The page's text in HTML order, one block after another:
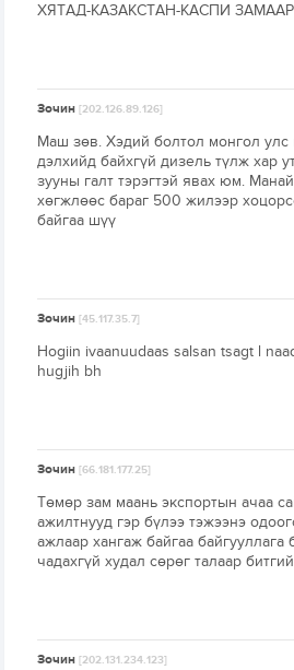
ХЯТАД-КАЗАКСТАН-КАСПИ
Зочин[202.126.89.126]
Маш зөв. Хэдий болтол монгол улс
дэлхийд байхгүй дизель түлж хар
зууны галт тэрэгтэй явах юм.
хөгжлөөс бараг 500 жилээр
байгаа шүү
Зочин[45.117.35.7]
Hogiin ivaanuudaas salsan tsagt l
hugjih bh
Зочин[66.181.177.25]
Төмөр зам маань экспортын ачаа
ажилтнууд гэр бүлээ тэжээнэ
ажлаар хангаж байгаа байгууллага
чадахгүй худал сөрөг талаар
Зочин[202.131.234.123]